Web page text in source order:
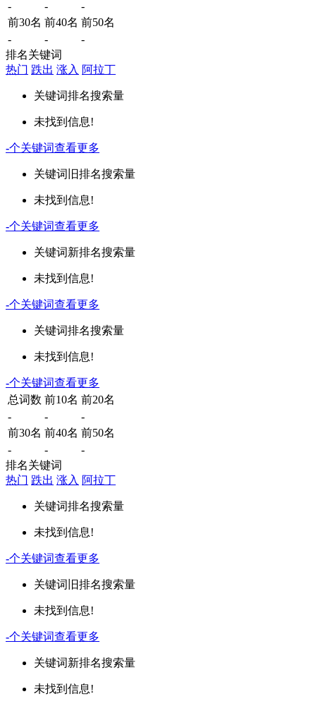
- -
-
前30名 前40名 前50名
-
-
-
排名关键词
热门 跌出 涨入 阿拉丁
关键词排名搜索量
未找到信息!
-个关键词查看更多
关键词 旧排名搜索量
未找到信息!
-个关键词查看更多
关键词新排名搜索量
未找到信息!
-个关键词查看更多
关键词排名搜索量
未找到信息!
-个关键词查看更多
总词数 前10名 前20名
-
-
-
前30名 前40名 前50名
-
-
-
排名关键词
热门 跌出 涨入 阿拉丁
关键词排名搜索量
未找到信息!
-个关键词查看更多
关键词 旧排名搜索量
未找到信息!
-个关键词查看更多
关键词新排名搜索量
未找到信息!